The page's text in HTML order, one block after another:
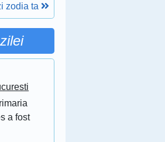
zodia ta
a fost